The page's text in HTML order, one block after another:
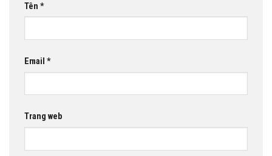
Tên *
Email *
Trang web